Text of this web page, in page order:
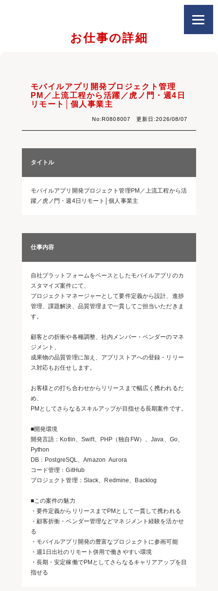
お仕事の詳細
モバイルアプリ開発プロジェクト管理
PM／上流工程から活躍／虎ノ門・週4日
リモート│個人事業主
No:R0808007 更新日:2026/08/07
タイトル
モバイルアプリ開発プロジェクト管理PM／上流工程から活
躍／虎ノ門・週4日リモート│個人事業主
仕事内容
自社プラットフォームをベースとしたモバイルアプリのカ
スタマイズ案件にて、
プロジェクトマネージャーとして要件定義から設計、進捗
管理、課題解決、品質管理まで一貫してご担当いただきま
す。
顧客との折衝や各種調整、社内メンバー・ベンダーのマネ
ジメント、
成果物の品質管理に加え、アプリストアへの登録・リリー
ス対応もお任せします。
お客様との打ち合わせからリリースまで幅広く携われるた
め、
PMとしてさらなるスキルアップが目指せる長期案件です。
■開発環境
開発言語：Kotlin、Swift、PHP（独自FW）、Java、Go、
Python
DB：PostgreSQL、Amazon Aurora
コード管理：GitHub
プロジェクト管理：Slack、Redmine、Backlog
■この案件の魅力
・要件定義からリリースまでPMとして一貫して携われる
・顧客折衝・ベンダー管理などマネジメント経験を活かせ
る
・モバイルアプリ開発の豊富なプロジェクトに参画可能
・週1日出社のリモート併用で働きやすい環境
・長期・安定稼働でPMとしてさらなるキャリアアップを目
指せる